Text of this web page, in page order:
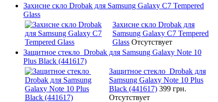
Захисне скло Drobak для Samsung Galaxy C7 Tempered
Glass
Захисне скло Drobak для
Samsung Galaxy C7 Tempered
Glass Отсутствует
Защитное стекло Drobak для Samsung Galaxy Note 10
Plus Black (441617)
Защитное стекло Drobak для
Samsung Galaxy Note 10 Plus
Black (441617) 399 грн.
Отсутствует